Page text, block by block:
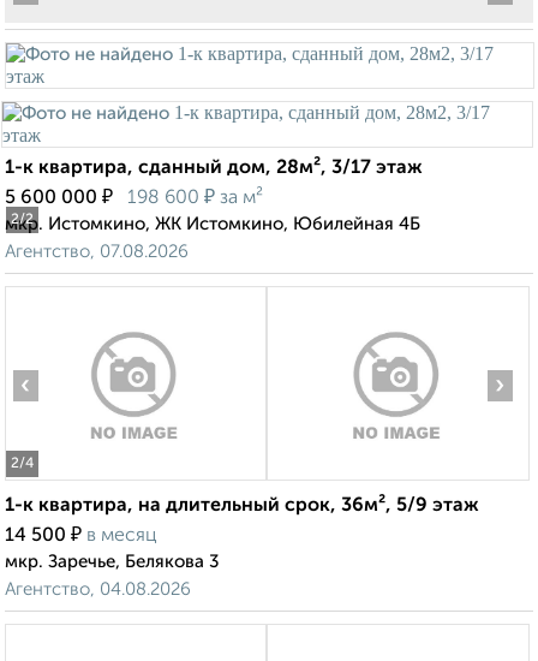
2/2
1-к квартира, сданный дом, 28м², 3/17 этаж
5 600 000 ₽ 198 600 ₽ за м²
мкр. Истомкино, ЖК Истомкино, Юбилейная 4Б
Агентство, 07.08.2026
2/4
‹ ›
1-к квартира, на длительный срок, 36м², 5/9 этаж
14 500 ₽ в месяц
мкр. Заречье, Белякова 3
Агентство, 04.08.2026